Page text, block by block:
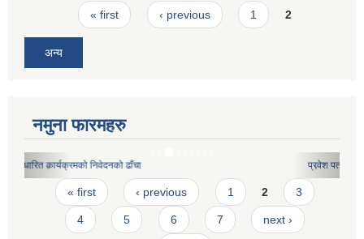
Pages« first ‹ previous 1 2
अन्य
नमुना फारमहरु
प्रवेश पत्र
Pages
« first ‹ previous 1 2 3
4 5 6 7 next ›